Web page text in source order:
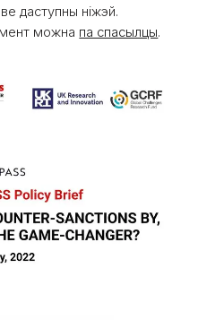
даступны ніжэй.
можна па спасылцы.